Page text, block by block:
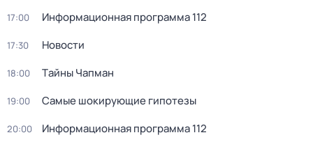
17:00 Информационная программа 112
17:30 Новости
18:00 Тaйны Чапман
19:00 Самые шoкиpующие гипотезы
20:00 Информационная программа 112